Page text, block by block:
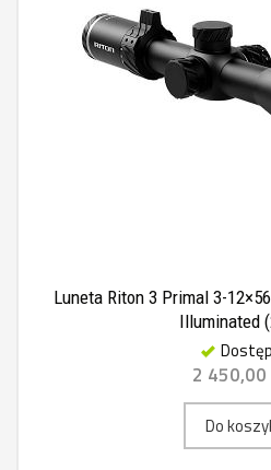
Luneta Riton 3 Primal 3-
Illuminated
2 450,00
Do